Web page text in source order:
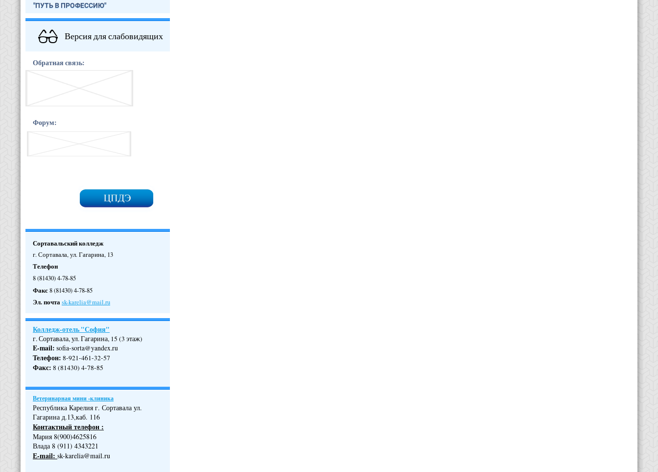
"ПУТЬ В ПРОФЕССИЮ"
Версия для слабовидящих
Обратная связь:
Форум:
Сортавальский колледж
г. Сортавала, ул. Гагарина, 13
Телефон
8 (81430) 4-78-85
Факс8 (81430) 4-78-85
Эл. почтаsk-karelia@mail.ru
Колледж-отель "София"
г. Сортавала, ул. Гагарина, 15 (3 этаж)
E-mail: sofia-sorta@yandex.ru
Телефон: 8-921-461-32-57
Факс: 8 (81430) 4-78-85
Ветеринарная мини -клиника
Республика Карелия г. Сортавала ул.
Гагарина д.13,каб. 116
Контактный телефон :
Мария 8(900)4625816
Влада 8 (911) 4343221
Е-mail: sk-karelia@mail.ru